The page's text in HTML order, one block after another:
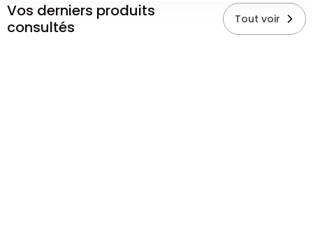
Vos derniers produits
consultés
Tout voir